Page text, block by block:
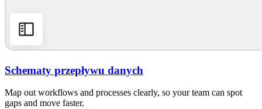
Schematy przepływu danych
Map out workflows and processes clearly, so your team can spot
gaps and move faster.